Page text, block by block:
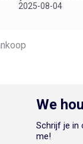
2025-08-04
We
Schrijf je in
me!